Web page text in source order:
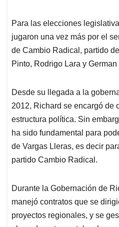
Para las elecciones
jugaron una vez más por el
de Cambio Radical, partido
Pinto, Rodrigo Lara y
Desde su llegada a la
2012, Richard se encargó de
estructura política. Sin
ha sido fundamental para
de Vargas Lleras, es decir
partido Cambio Radical.
Durante la Gobernación de
manejó contratos que se
proyectos regionales, y se